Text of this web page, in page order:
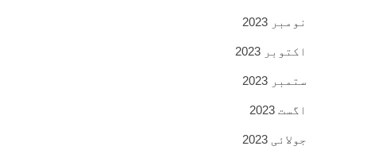
نومبر 2023
اکتوبر 2023
ستمبر 2023
اگست 2023
جولائی 2023